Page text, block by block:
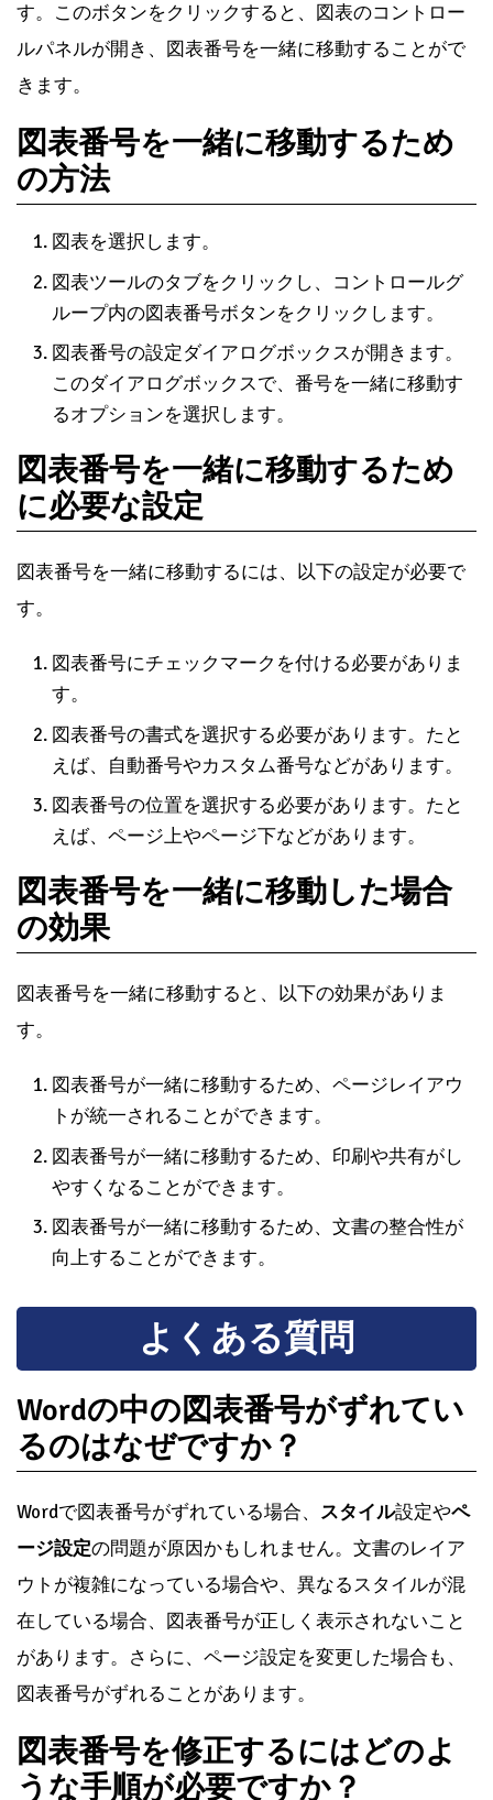
す。このボタンをクリックすると、図表のコントロー
ルパネルが開き、図表番号を一緒に移動することがで
きます。
図表番号を一緒に移動するため
の方法
図表を選択します。
図表ツールのタブをクリックし、コントロールグ
ループ内の図表番号ボタンをクリックします。
図表番号の設定ダイアログボックスが開きます。
このダイアログボックスで、番号を一緒に移動す
るオプションを選択します。
図表番号を一緒に移動するため
に必要な設定
図表番号を一緒に移動するには、以下の設定が必要で
す。
図表番号にチェックマークを付ける必要がありま
す。
図表番号の書式を選択する必要があります。たと
えば、自動番号やカスタム番号などがあります。
図表番号の位置を選択する必要があります。たと
えば、ページ上やページ下などがあります。
図表番号を一緒に移動した場合
の効果
図表番号を一緒に移動すると、以下の効果がありま
す。
図表番号が一緒に移動するため、ページレイアウ
トが統一されることができます。
図表番号が一緒に移動するため、印刷や共有がし
やすくなることができます。
図表番号が一緒に移動するため、文書の整合性が
向上することができます。
よくある質問
Wordの中の図表番号がずれてい
るのはなぜですか？
Wordで図表番号がずれている場合、 スタイル設定やペ
ージ設定の問題が原因かもしれません。文書のレイア
ウトが複雑になっている場合や、異なるスタイルが混
在している場合、図表番号が正しく表示されないこと
があります。さらに、ページ設定を変更した場合も、
図表番号がずれることがあります。
図表番号を修正するにはどのよ
うな手順が必要ですか？